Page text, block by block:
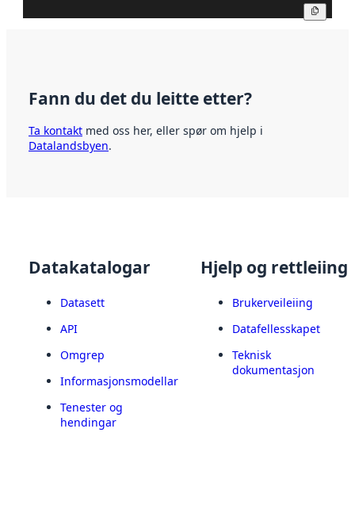
Fann du det du leitte etter?
Ta kontakt med oss her, eller spør om hjelp i
Datalandsbyen.
Datakatalogar
Datasett
API
Omgrep
Informasjonsmodellar
Tenester og
hendingar
Hjelp og rettleiing
Brukerveileiing
Datafellesskapet
Teknisk
dokumentasjon